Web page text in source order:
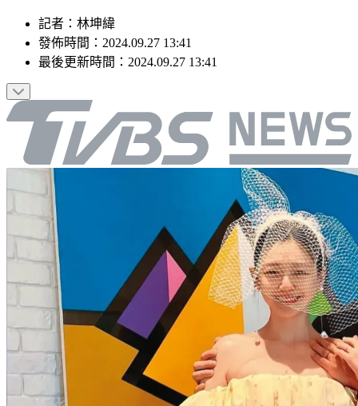
記者 ： 林坤緯
發佈時間： 2024.09.27 13:41
最後更新時間： 2024.09.27 13:41